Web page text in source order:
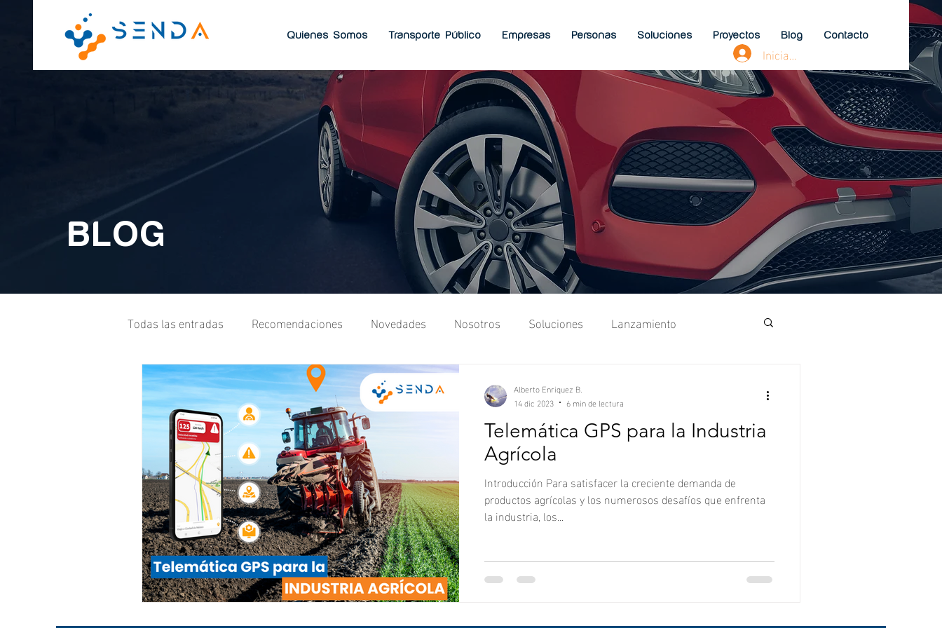
Quienes Somos Transporte Público Empresas Personas Soluciones Proyectos Blog Contacto
Iniciar sesión
BLOG
Todas las entradas Recomendaciones Novedades Nosotros Soluciones Lanzamiento
Rastreo GPS Caso de Uso IoT LBS Rastreo Satelital
Maquinaria
Telemática GPS para la Industria
Agrícola
Introducción Para satisfacer la creciente demanda de
productos agrícolas y los numerosos desafíos que enfrenta
la industria, los...
Alberto Enriquez B.
14 dic 2023
6 min de lectura